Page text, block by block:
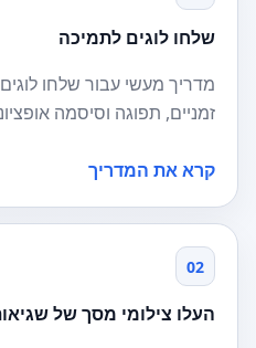
שלחו לוגים לתמיכה
מדריך מעשי עבור שלחו
זמניים, תפוגה וסיסמה
קרא את המדריך
02
העלו צילומי מסך של